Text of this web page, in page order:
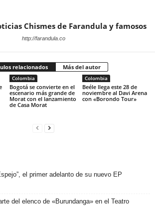
Chismes de Farandula y famosos
http://farandula.co
relacionados Más del autor
Colombia
Bogotá se convierte en el
escenario más grande de
Morat con el lanzamiento
de Casa Morat
Colombia
Beéle llega este 28 de
noviembre al Davi Arena
con «Borondo Tour»
el primer adelanto de su nuevo EP
del elenco de «Burundanga» en el Teatro